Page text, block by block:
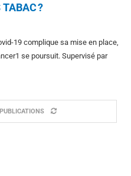
?
19 complique sa mise en place,
se poursuit. Supervisé par